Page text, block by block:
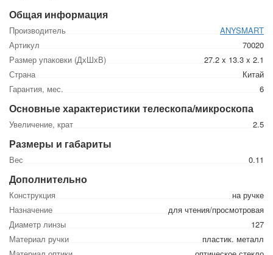
Общая информация
Производитель
ANYSMART
Артикул
70020
Размер упаковки (ДхШхВ)
27.2 x 13.3 x 2.1
Страна
Китай
Гарантия, мес.
6
Основные характеристики телескопа/микроскопа
Увеличение, крат 2.5
Размеры и габариты
Вес 0.11
Дополнительно
Конструкция
на ручке
Назначение
для чтения/просмотровая
Диаметр линзы
127
Материал ручки
пластик. металл